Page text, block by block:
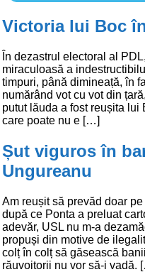
Victoria lui Boc
În dezastrul electoral al
miraculoasă a
timpuri, până dimineață, în
numărând vot cu vot din
putut lăuda a fost reușita lui
care poate nu e […]
Șut viguros în
Ungureanu
Am reușit să prevăd doar
după ce Ponta a preluat
adevăr, USL nu m-a
propuși din motive de
colț în colț să găsească
răuvoitorii nu vor să-i vadă.